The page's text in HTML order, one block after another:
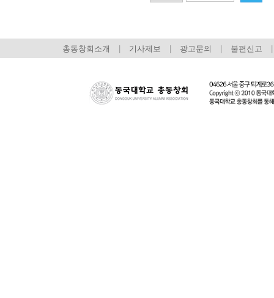
총동창회소개 기사제보 광고문의 불편신고